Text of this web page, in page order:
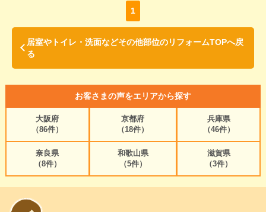
1
居室やトイレ・洗面などその他部位のリフォームTOPへ戻
る
お客さまの声をエリアから探す
大阪府
（86件）
京都府
（18件）
兵庫県
（46件）
奈良県
（8件）
和歌山県
（5件）
滋賀県
（3件）